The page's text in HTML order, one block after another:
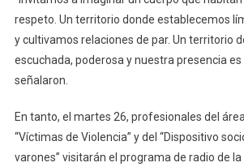
respeto. Un territorio donde establecemos
y cultivamos relaciones de par. Un territorio
escuchada, poderosa y nuestra presencia es
señalaron.
En tanto, el martes 26, profesionales del
“Víctimas de Violencia” y del “Dispositivo
varones” visitarán el programa de radio de